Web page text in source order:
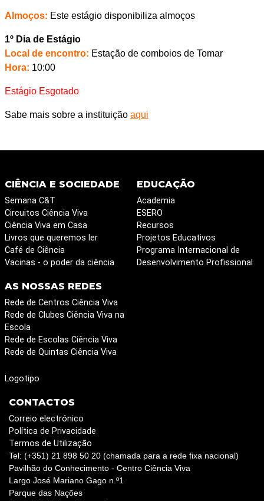
Almoços: Este estágio disponibiliza almoços
1º Dia de Estágio
Local de encontro: Estação de comboios de Tomar
Hora: 10:00
Estágio Esgotado
Sabe mais sobre a instituição aqui
CIÊNCIA E SOCIEDADE
Semana C&T
Circuitos Ciência Viva
Ciência Viva em Casa
Livros que queremos ler
Café de Ciência
Vacinas - o poder da ciência
EDUCAÇÃO
Academia
ESERO
Recursos
Projetos Educativos
Programa Internacional de
Desenvolvimento Profissional
AS NOSSAS REDES
Rede de Centros Ciência Viva
Rede de Clubes Ciência Viva na
Escola
Rede de Escolas Ciência Viva
Rede de Quintas Ciência Viva
Logotipo
CONTACTOS
Correio electrónico
Política de Privacidade
Termos de Utilização
Tel: (+351) 21 898 50 20 (chamada para a rede fixa nacional)
Pavilhão do Conhecimento - Centro Ciência Viva
Largo José Mariano Gago n.º1
Parque das Nações